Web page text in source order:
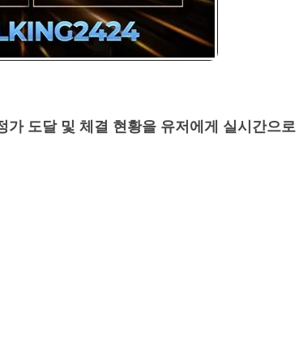
도달 및 체결 현황을 유저에게 실시간으로